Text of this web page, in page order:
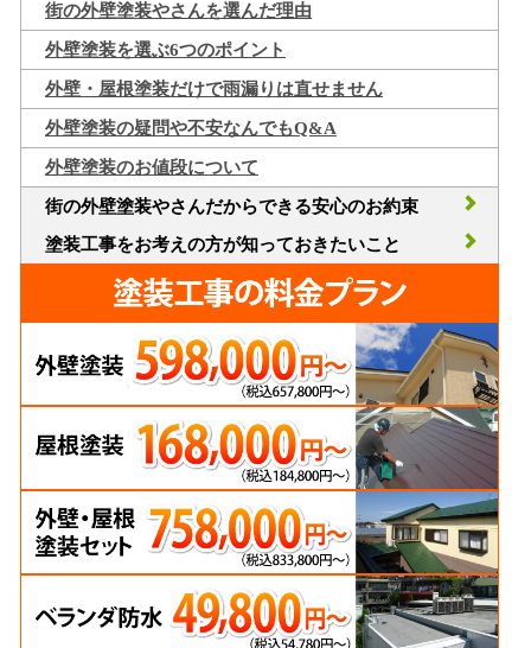
街の外壁塗装やさんを選んだ理由
外壁塗装を選ぶ6つのポイント
外壁・屋根塗装だけで雨漏りは直せません
外壁塗装の疑問や不安なんでもQ&A
外壁塗装のお値段について
街の外壁塗装やさんだからできる安心のお約束
塗装工事をお考えの方が知っておきたいこと